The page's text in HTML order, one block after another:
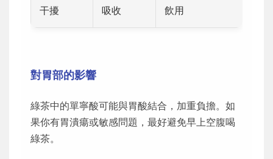
干擾 吸收 飲用
對胃部的影響
綠茶中的單寧酸可能與胃酸結合，加重負擔。如
果你有胃潰瘍或敏感問題，最好避免早上空腹喝
綠茶。